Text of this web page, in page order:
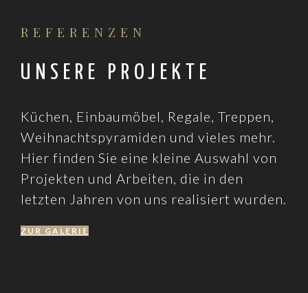
REFERENZEN
UNSERE PROJEKTE
Küchen, Einbaumöbel, Regale, Treppen,
Weihnachtspyramiden und vieles mehr.
Hier finden Sie eine kleine Auswahl von
Projekten und Arbeiten, die in den
letzten Jahren von uns realisiert wurden.
ZUR GALERIE